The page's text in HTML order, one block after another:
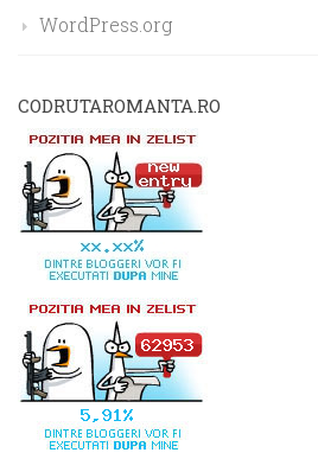
WordPress.org
CODRUTAROMANTA.RO